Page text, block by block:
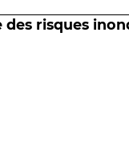
des risques